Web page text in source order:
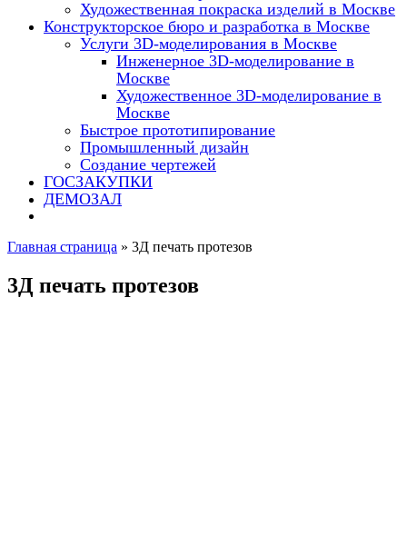
Художественная покраска изделий в Москве
Конструкторское бюро и разработка в Москве
Услуги 3D-моделирования в Москве
Инженерное 3D-моделирование в
Москве
Художественное 3D-моделирование в
Москве
Быстрое прототипирование
Промышленный дизайн
Создание чертежей
ГОСЗАКУПКИ
ДЕМОЗАЛ
Главная страница » 3Д печать протезов
3Д печать протезов